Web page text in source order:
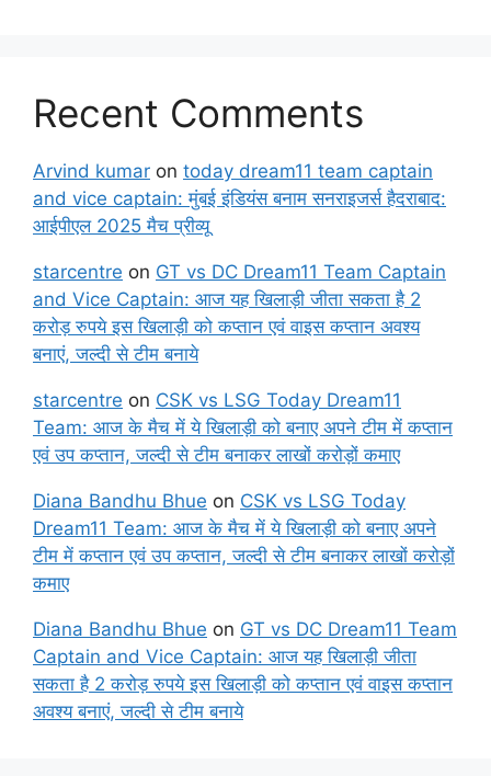
Recent Comments
Arvind kumar on today dream11 team captain
and vice captain: मुंबई इंडियंस बनाम सनराइजर्स हैदराबाद:
आईपीएल 2025 मैच प्रीव्यू
starcentre on GT vs DC Dream11 Team Captain
and Vice Captain: आज यह खिलाड़ी जीता सकता है 2
करोड़ रुपये इस खिलाड़ी को कप्तान एवं वाइस कप्तान अवश्य
बनाएं, जल्दी से टीम बनाये
starcentre on CSK vs LSG Today Dream11
Team: आज के मैच में ये खिलाड़ी को बनाए अपने टीम में कप्तान
एवं उप कप्तान, जल्दी से टीम बनाकर लाखों करोड़ों कमाए
Diana Bandhu Bhue on CSK vs LSG Today
Dream11 Team: आज के मैच में ये खिलाड़ी को बनाए अपने
टीम में कप्तान एवं उप कप्तान, जल्दी से टीम बनाकर लाखों करोड़ों
कमाए
Diana Bandhu Bhue on GT vs DC Dream11 Team
Captain and Vice Captain: आज यह खिलाड़ी जीता
सकता है 2 करोड़ रुपये इस खिलाड़ी को कप्तान एवं वाइस कप्तान
अवश्य बनाएं, जल्दी से टीम बनाये